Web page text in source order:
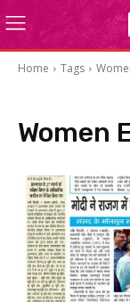
Home Tags
Women